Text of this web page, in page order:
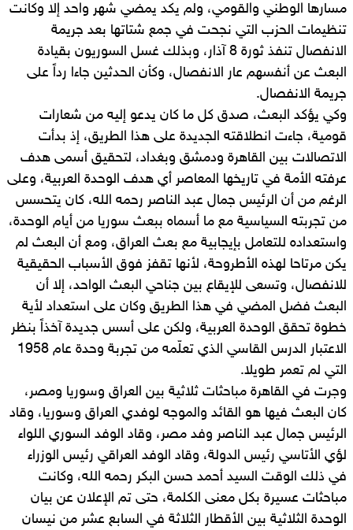
مسارها الوطني والقومي، ولم يكد يمضي شهر واحد إلا وكانت
تنظيمات الحزب التي نجحت في جمع شتاتها بعد جريمة
الانفصال تنفذ ثورة 8 آذار، وبذلك غسل السوريون بقيادة
البعث عن أنفسهم عار الانفصال، وكأن الحدثين جاءا رداً على
جريمة الانفصال.
وكي يؤكد البعث، صدق كل ما كان يدعو إليه من شعارات
قومية، جاءت انطلاقته الجديدة على هذا الطريق، إذ بدأت
الاتصالات بين القاهرة ودمشق وبغداد، لتحقيق أسمى هدف
عرفته الأمة في تاريخها المعاصر أي هدف الوحدة العربية، وعلى
الرغم من أن الرئيس جمال عبد الناصر رحمه الله، كان يتحسس
من تجربته السياسية مع ما أسماه ببعث سوريا من أيام الوحدة،
واستعداده للتعامل بإيجابية مع بعث العراق، ومع أن البعث لم
يكن مرتاحا لهذه الأطروحة، لأنها تقفز فوق الأسباب الحقيقية
للانفصال، وتسعى للإيقاع بين جناحي البعث الواحد، إلا أن
البعث فضل المضي في هذا الطريق وكان على استعداد لأية
خطوة تحقق الوحدة العربية، ولكن على أسس جديدة آخذاً بنظر
الاعتبار الدرس القاسي الذي تعلّمه من تجربة وحدة عام 1958
التي لم تعمر طويلا.
وجرت في القاهرة مباحثات ثلاثية بين العراق وسوريا ومصر،
كان البعث فيها هو القائد والموجه لوفدي العراق وسوريا، وقاد
الرئيس جمال عبد الناصر وفد مصر، وقاد الوفد السوري اللواء
لؤي الأتاسي رئيس الدولة، وقاد الوفد العراقي رئيس الوزراء
في ذلك الوقت السيد أحمد حسن البكر رحمه الله، وكانت
مباحثات عسيرة بكل معنى الكلمة، حتى تم الإعلان عن بيان
الوحدة الثلاثية بين الأقطار الثلاثة في السابع عشر من نيسان